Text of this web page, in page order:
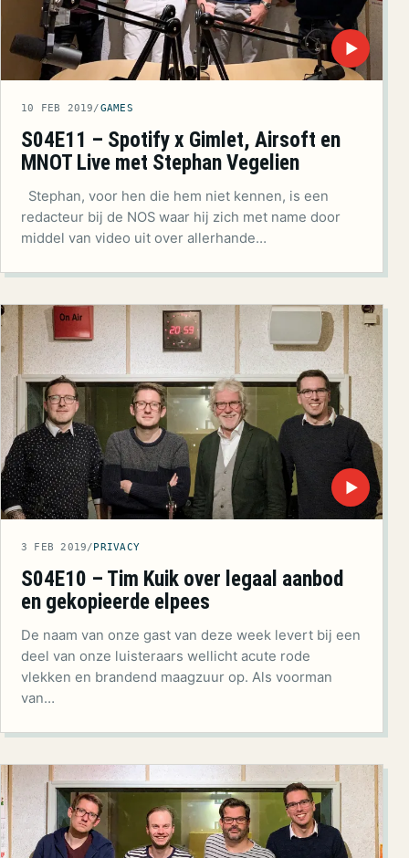
▶
10 FEB 2019/GAMES
S04E11 – Spotify x Gimlet, Airsoft en
MNOT Live met Stephan Vegelien
Stephan, voor hen die hem niet kennen, is een
redacteur bij de NOS waar hij zich met name door
middel van video uit over allerhande…
▶
3 FEB 2019/ PRIVACY
S04E10 – Tim Kuik over legaal aanbod
en gekopieerde elpees
De naam van onze gast van deze week levert bij een
deel van onze luisteraars wellicht acute rode
vlekken en brandend maagzuur op. Als voorman
van…